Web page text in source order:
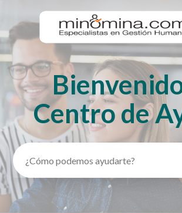
Búsqueda
Centro de